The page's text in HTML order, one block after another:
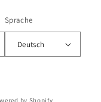
Sprache
Deutsch
by Shopify